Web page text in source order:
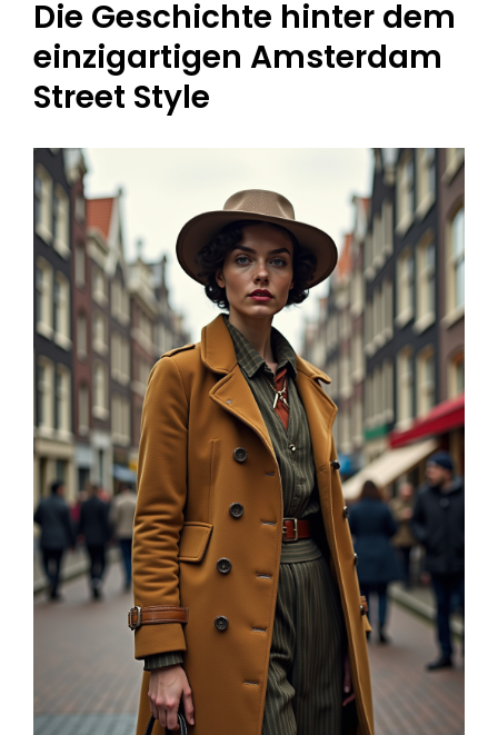
Die Geschichte hinter dem
einzigartigen Amsterdam
Street Style